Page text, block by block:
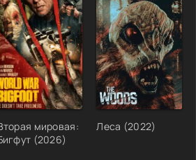
мировая:
(2026)
Леса (2022)